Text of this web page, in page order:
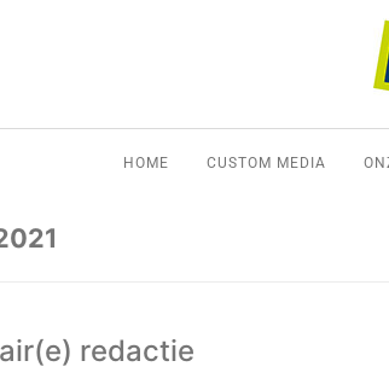
HOME CUSTOM MEDIA
redactie